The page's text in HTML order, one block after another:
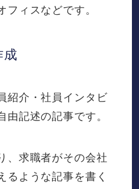
ィスなどです。
成
紹介・社員インタビ
由記述の記事です。
、求職者がその会社
るような記事を書く